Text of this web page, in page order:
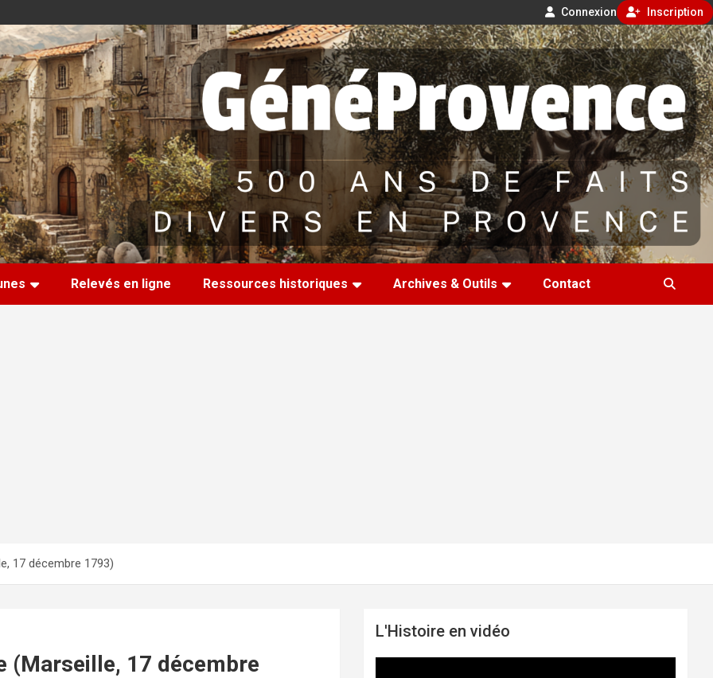
Connexion Inscription
Relevés en ligne Ressources historiques Archives & Outils Contact
17 décembre 1793)
(Marseille, 17 décembre
L'Histoire en vidéo